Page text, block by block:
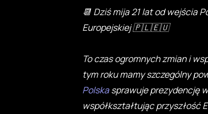
📆 Dziś mija 21 lat od wejścia
Europejskiej 🇵🇱🇪🇺
To czas ogromnych zmian i
tym roku mamy szczególny
Polskasprawuje prezydencję w
współkształtując przyszłość